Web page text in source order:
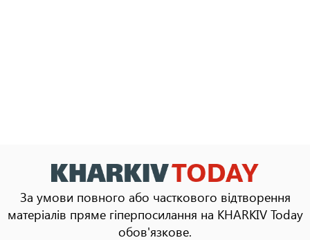
За умови повного або часткового відтворення
матеріалів пряме гіперпосилання на KHARKIV Today
обов'язкове.